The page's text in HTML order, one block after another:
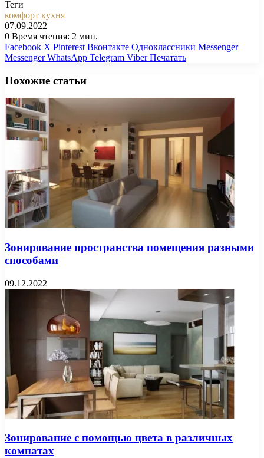
Теги
комфорт кухня
07.09.2022
0 Время чтения: 2 мин.
Facebook X Pinterest Вконтакте Одноклассники Messenger
Messenger WhatsApp Telegram Viber Печатать
Похожие статьи
Зонирование пространства помещения разными
способами
09.12.2022
Зонирование с помощью цвета в различных
комнатах